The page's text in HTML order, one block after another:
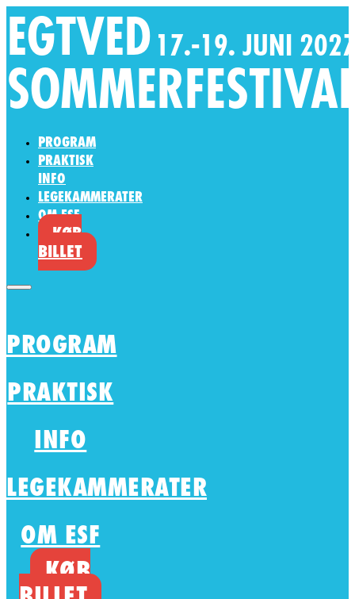
PROGRAM
PRAKTISK
INFO
LEGEKAMMERATER
OM ESF
KØB
BILLET
PROGRAM
PRAKTISK
INFO
LEGEKAMMERATER
OM ESF
KØB